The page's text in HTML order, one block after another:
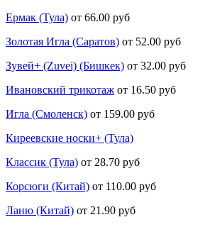
Ермак (Тула) от 66.00 руб
Золотая Игла (Саратов) от 52.00 руб
Зувей+ (Zuvei) (Бишкек) от 32.00 руб
Ивановский трикотаж от 16.50 руб
Игла (Смоленск) от 159.00 руб
Киреевские носки+ (Тула)
Классик (Тула) от 28.70 руб
Корсюги (Китай) от 110.00 руб
Ланю (Китай) от 21.90 руб